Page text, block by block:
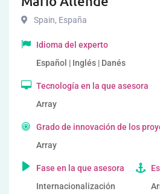
Spain, España
Idioma del experto
Español | Inglés | Danés
Tecnología en la que asesora
Array
Grado de innovación de los
Array
Fase en la que asesora
Internacionalización